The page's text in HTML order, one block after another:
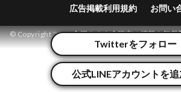
Twitterをフォロー
公式LINEアカウントを追
広告掲載利用規約
お問い
© Copyright 2026金沢ナウ｜金沢市の情報を毎
ディア.